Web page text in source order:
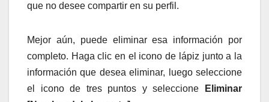
que no desee compartir en su perfil.
Mejor aún, puede eliminar esa información por
completo. Haga clic en el icono de lápiz junto a la
información que desea eliminar, luego seleccione
el icono de tres puntos y seleccione
Eliminar